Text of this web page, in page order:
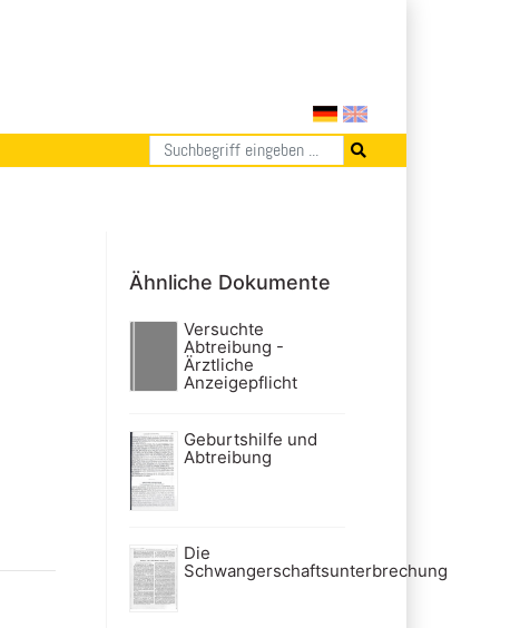
Ähnliche Dokumente
Versuchte
Abtreibung -
Ärztliche
Anzeigepflicht
Geburtshilfe und
Abtreibung
Die
Schwangerschaftsunterbrechung